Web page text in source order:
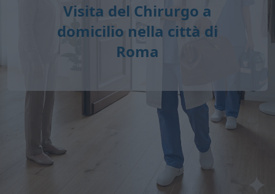
Visita del Chirurgo a
domicilio nella città di
Roma